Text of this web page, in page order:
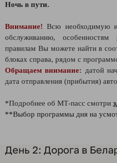
Ночь в пути.
Внимание!Всю необходимую
обслуживанию,
правилам Вы можете найти в
блоках справа, рядом с
Обращаем внимание: датой
дата отправления (прибытия)
*Подробнее об МТ-пасс смотри
**Выбор программы дня на
День 2: Дорога в